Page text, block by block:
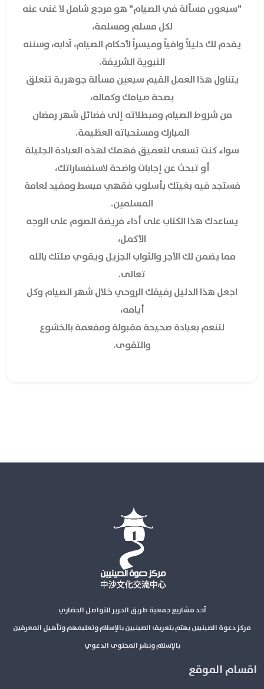
"سبعون مسألة في الصيام" هو مرجع شامل لا غنى عنه
لكل مسلم ومسلمة،
يقدم لك دليلاً وافياً وميسراً لأحكام الصيام، آدابه، وسننه
النبوية الشريفة.
يتناول هذا العمل القيم سبعين مسألة جوهرية تتعلق
بصحة صيامك وكماله،
من شروط الصيام ومبطلاته إلى فضائل شهر رمضان
المبارك ومستحباته العظيمة.
سواء كنت تسعى لتعميق فهمك لهذه العبادة الجليلة
أو تبحث عن إجابات واضحة لاستفساراتك،
فستجد فيه بغيتك بأسلوب فقهي مبسط ومفيد لعامة
المسلمين.
يساعدك هذا الكتاب على أداء فريضة الصوم على الوجه
الأكمل،
مما يضمن لك الأجر والثواب الجزيل ويقوي صلتك بالله
تعالى.
اجعل هذا الدليل رفيقك الروحي خلال شهر الصيام وكل
أيامه،
لتنعم بعبادة صحيحة مقبولة ومفعمة بالخشوع
والتقوى.
أحد مشاريع جمعية طريق الحرير للتواصل الحضاري
مركز دعوة الصينيين يهتم بتعريف الصينيين بالإسلام وتعليمهم وتأهيل المعرفين
بالإسلام ونشر المحتوى الدعوي
اقسام الموقع